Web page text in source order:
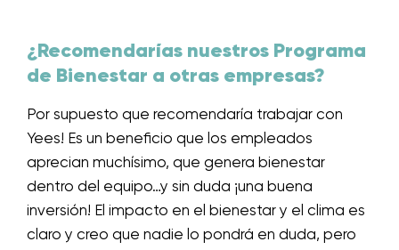
¿Recomendarías nuestros Programa
de Bienestar a otras empresas?
Por supuesto que recomendaría trabajar con
Yees! Es un beneficio que los empleados
aprecian muchísimo, que genera bienestar
dentro del equipo…y sin duda ¡una buena
inversión! El impacto en el bienestar y el clima es
claro y creo que nadie lo pondrá en duda, pero